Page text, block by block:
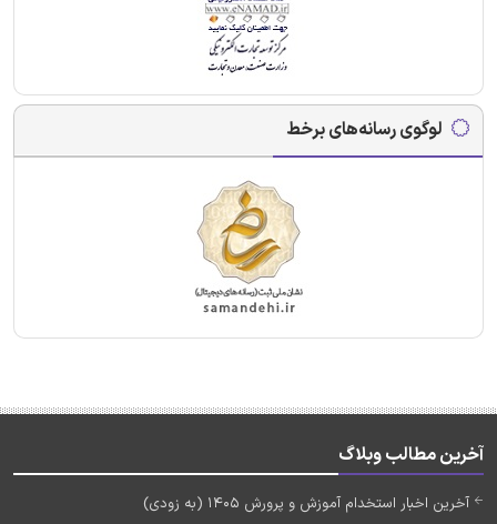
لوگوی رسانه‌های برخط
آخرین مطالب وبلاگ
آخرین اخبار استخدام آموزش و پرورش 1405 (به زودی)